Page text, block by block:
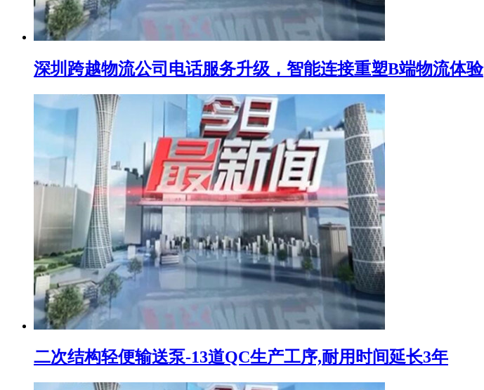
深圳跨越物流公司电话服务升级，智能连接重塑B端物流体验
二次结构轻便输送泵-13道QC生产工序,耐用时间延长3年